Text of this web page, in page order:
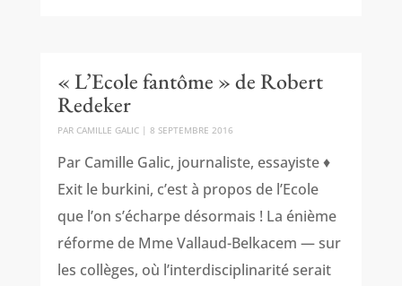
« L’Ecole fantôme » de Robert
Redeker
PAR CAMILLE GALIC| 8 SEPTEMBRE 2016
Par Camille Galic, journaliste, essayiste ♦
Exit le burkini, c’est à propos de l’Ecole
que l’on s’écharpe désormais ! La énième
réforme de Mme Vallaud-Belkacem — sur
les collèges, où l’interdisciplinarité serait